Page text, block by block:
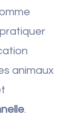
animaux
.